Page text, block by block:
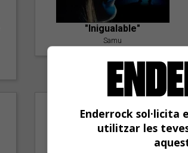
"Inigualable"
Samu
Enderrock
utilitzar les